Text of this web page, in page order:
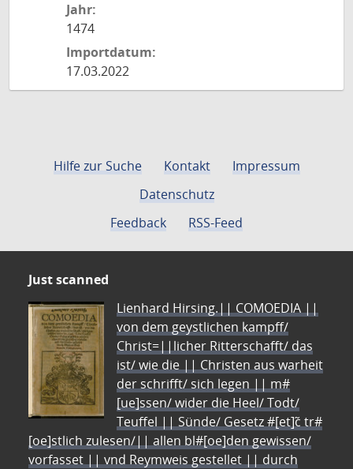
Jahr:
1474
Importdatum:
17.03.2022
Hilfe zur Suche Kontakt
Impressum
Datenschutz
Feedback
RSS-Feed
Just scanned
Lienhard Hirsing.|| COMOEDIA ||
von dem geystlichen kampff/
Christ=||licher Ritterschafft/ das
ist/ wie die || Christen aus warheit
der schrifft/ sich legen || m#
[ue]ssen/ wider die Heel/ Todt/
Teuffel || Sünde/ Gesetz #[et]c̃ tr#
[oe]stlich zulesen/|| allen bl#[oe]den gewissen/
vorfasset || vnd Reymweis gestellet || durch